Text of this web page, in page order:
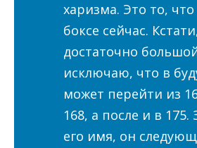
харизма. Это то,
боксе сейчас.
достаточно
исключаю, что в
может перейти из
168, а после и в
его имя, он